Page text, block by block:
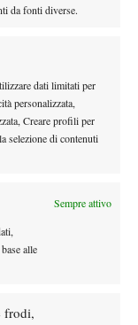
da fonti diverse.
dati limitati per
personalizzata,
Creare profili per
selezione di contenuti
Sempre attivo
alle
frodi,